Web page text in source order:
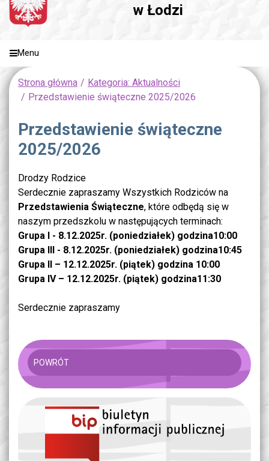
w Łodzi
Menu
Strona główna
Kategoria: Aktualności
Przedstawienie świąteczne 2025/2026
Przedstawienie świąteczne
2025/2026
Drodzy Rodzice
Serdecznie zapraszamy Wszystkich Rodziców na
Przedstawienia Świąteczne, które odbędą się w
naszym przedszkolu w następujących terminach:
Grupa I - 8.12.2025r. (poniedziałek) godzina10:00
Grupa III - 8.12.2025r. (poniedziałek) godzina10:45
Grupa II – 12.12.2025r. (piątek) godzina 10:00
Grupa IV – 12.12.2025r. (piątek) godzina11:30
Serdecznie zapraszamy
POWRÓT